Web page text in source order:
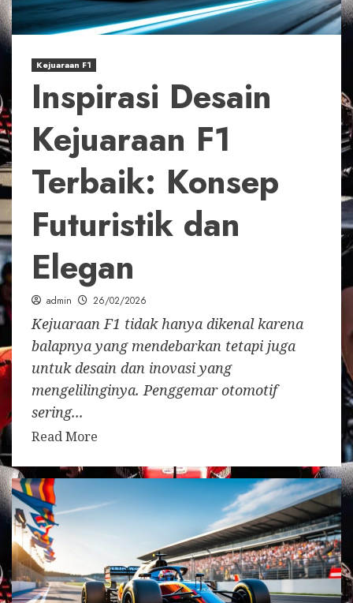
Kejuaraan F1
Inspirasi Desain
Kejuaraan F1
Terbaik: Konsep
Futuristik dan
Elegan
admin 26/02/2026
Kejuaraan F1 tidak hanya dikenal karena
balapnya yang mendebarkan tetapi juga
untuk desain dan inovasi yang
mengelilinginya. Penggemar otomotif
sering...
Read More